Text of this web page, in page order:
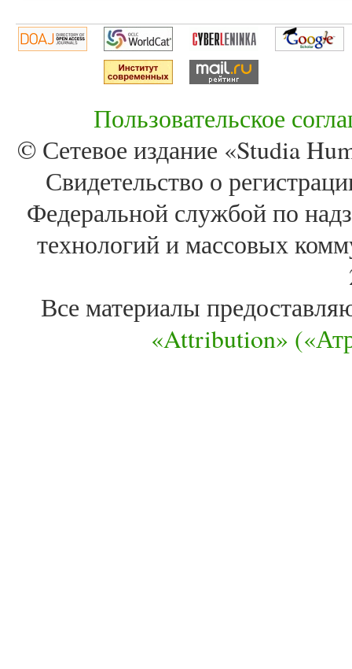
Пользовательское
© Сетевое издание «Studia
Свидетельство о
Федеральной службой по
технологий и массовых
Все материалы
«Attribution»